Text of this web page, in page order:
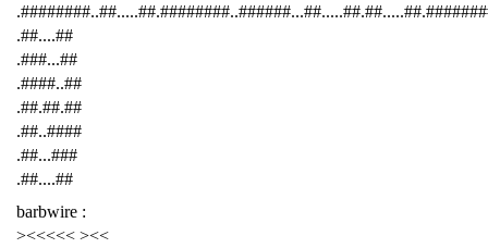
.##....##
.###...##
.####..##
.##.##.##
.##..####
.##...###
.##....##
barbwire :
><<<<< ><<